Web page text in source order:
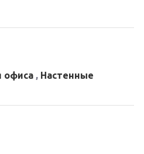
офиса, Настенные